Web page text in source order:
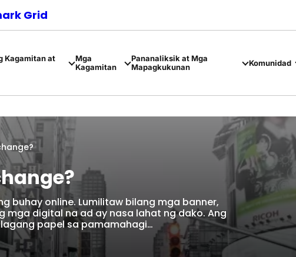
Grid
Kagamitan at
Mga
Kagamitan
Pananaliksik at Mga
Mapagkukunan
Komunidad
buhay online. Lumilitaw bilang mga banner,
digital na ad ay nasa lahat ng dako. Ang
papel sa pamamahagi…